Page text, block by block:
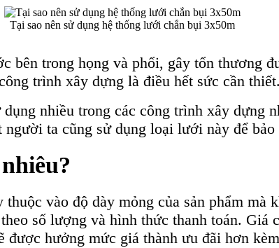
Tại sao nên sử dụng hệ thống lưới chắn bụi 3x50m
trong họng và phổi, gây tổn thương
trình xây dựng là điều hết sức cần
nhiều trong các công trình xây dựng
ta cũng sử dụng loại lưới này để
vào độ dày mỏng của sản phẩm mà
số lượng và hình thức thanh toán.
hưởng mức giá thành ưu đãi hơn